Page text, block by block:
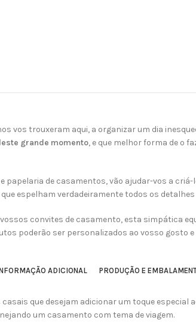
vos trouxeram aqui, a organizar um dia
grande momento, e que melhor forma de o
de casamentos, vão ajudar-vos a
que espelham verdadeiramente todos os
convites de casamento, esta simpática
poderão ser personalizados ao vosso gosto
ADICIONAL PRODUÇÃO E
que desejam adicionar um toque
um casamento com tema de viagem.